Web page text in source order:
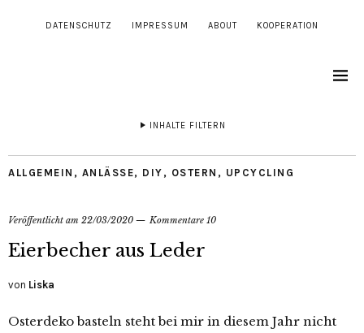
DATENSCHUTZ IMPRESSUM ABOUT KOOPERATION
INHALTE FILTERN
ALLGEMEIN , ANLÄSSE, DIY , OSTERN , UPCYCLING
Veröffentlicht am 22/03/2020 Kommentare 10
Eierbecher aus Leder
von Liska
Osterdeko basteln steht bei mir in diesem Jahr nicht